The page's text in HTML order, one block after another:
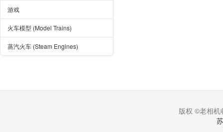
游戏
火车模型 (Model Trains)
蒸汽火车 (Steam Engines)
版权 ©老相